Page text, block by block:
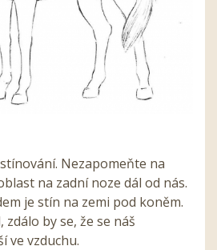
Nezapomeňte na
na zadní noze dál od nás.
je stín na zemi pod koněm.
by se, že se náš
ve vzduchu.